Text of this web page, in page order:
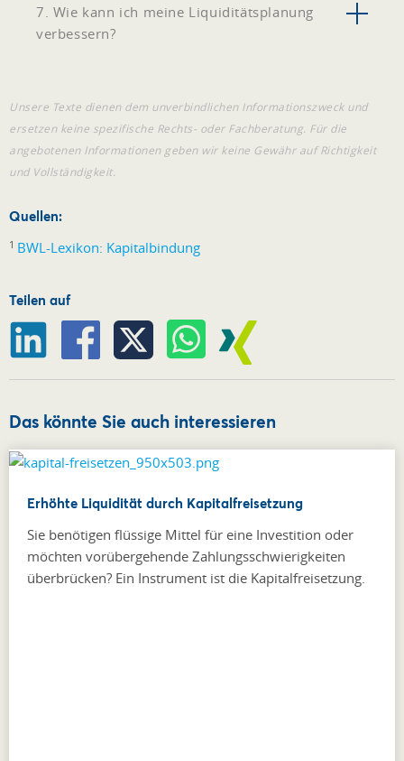
7. Wie kann ich meine Liquiditätsplanung
verbessern?
Unsere Texte dienen dem unverbindlichen Informationszweck und
ersetzen keine spezifische Rechts- oder Fachberatung. Für die
angebotenen Informationen geben wir keine Gewähr auf Richtigkeit
und Vollständigkeit.
Quellen:
1 BWL-Lexikon: Kapitalbindung
Teilen auf
Das könnte Sie auch interessieren
Erhöhte Liquidität durch Kapitalfreisetzung
Sie benötigen flüssige Mittel für eine Investition oder
möchten vorübergehende Zahlungsschwierigkeiten
überbrücken? Ein Instrument ist die Kapitalfreisetzung.